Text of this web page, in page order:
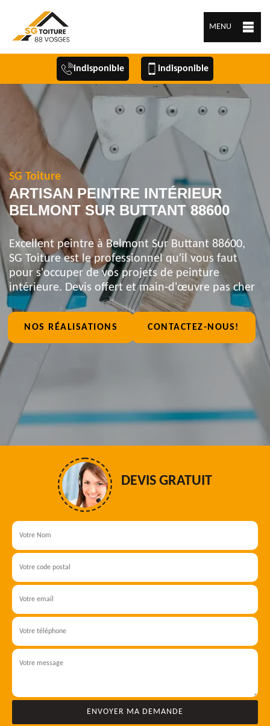
MENU
indisponible indisponible
SG Toiture
ARTISAN PEINTRE INTÉRIEUR
BELMONT SUR BUTTANT 88600
Excellent peintre à Belmont Sur Buttant 88600,
SG Toiture est le professionnel qu'il vous faut
pour s'occuper de vos projets de peinture
intérieure. Devis offert et main-d'œuvre pas cher
NOS RÉALISATIONS CONTACTEZ-NOUS!
DEVIS GRATUIT